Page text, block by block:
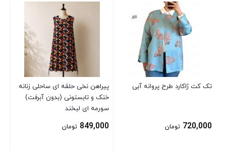
تک کت ژاکارد طرح پروانه آبی
720,000 تومان
پیراهن نخی حلقه ای ساحلی زنانه
خنک و تابستونی (بدون آبرفت)
سورمه ای لبخند
849,000 تومان